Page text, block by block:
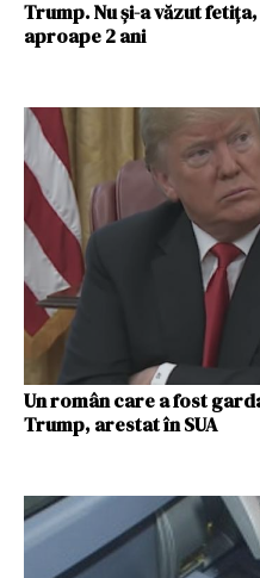
Trump. Nu şi-a văzut
aproape 2 ani
Un român care a fost
Trump, arestat în SUA